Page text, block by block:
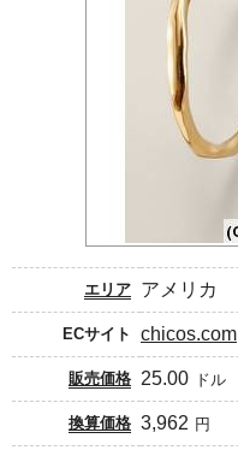
エリア アメリカ
ECサイト chicos.com
販売価格 25.00 ドル
換算価格 3,962 円